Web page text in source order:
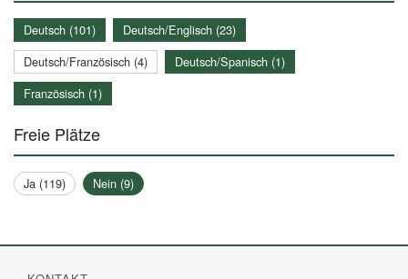
Deutsch (101)
Deutsch/Englisch (23)
Deutsch/Französisch (4)
Deutsch/Spanisch (1)
Französisch (1)
Freie Plätze
Ja (119) Nein (9)